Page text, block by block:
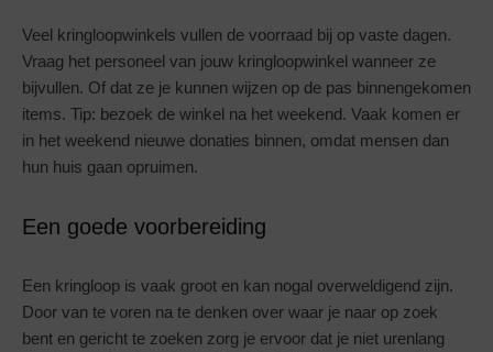
Veel kringloopwinkels vullen de voorraad bij op vaste dagen.
Vraag het personeel van jouw kringloopwinkel wanneer ze
bijvullen. Of dat ze je kunnen wijzen op de pas binnengekomen
items. Tip: bezoek de winkel na het weekend. Vaak komen er
in het weekend nieuwe donaties binnen, omdat mensen dan
hun huis gaan opruimen.
Een goede voorbereiding
Een kringloop is vaak groot en kan nogal overweldigend zijn.
Door van te voren na te denken over waar je naar op zoek
bent en gericht te zoeken zorg je ervoor dat je niet urenlang